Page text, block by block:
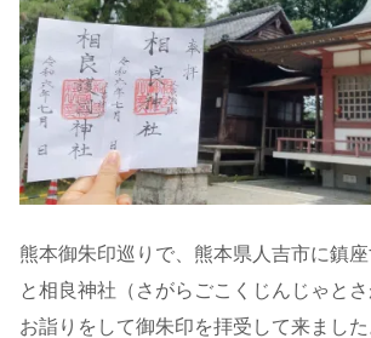
熊本御朱印巡りで、熊本県人吉市に鎮
と相良神社（さがらごこくじんじゃと
お詣りをして御朱印を拝受して来まし